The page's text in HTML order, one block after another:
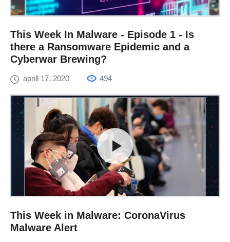
This Week In Malware - Episode 1 - Is
there a Ransomware Epidemic and a
Cyberwar Brewing?
aprill 17, 2020 494
This Week in Malware: CoronaVirus
Malware Alert